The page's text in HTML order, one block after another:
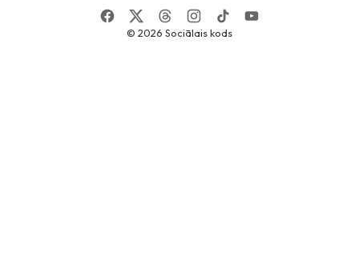
© 2026 Sociālais kods